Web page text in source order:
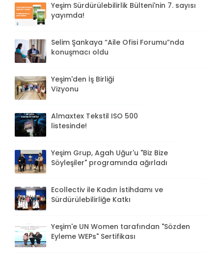
Yeşim Sürdürülebilirlik Bülteni'nin 7. sayısı
yayımda!
Selim Şankaya “Aile Ofisi Forumu”nda
konuşmacı oldu
Yeşim'den İş Birliği
Vizyonu
Almaxtex Tekstil ISO 500
listesinde!
Yeşim Grup, Agah Uğur'u "Biz Bize
Söyleşiler" programında ağırladı
Ecollectiv ile Kadın İstihdamı ve
Sürdürülebilirliğe Katkı
Yeşim'e UN Women tarafından "Sözden
Eyleme WEPs" Sertifikası